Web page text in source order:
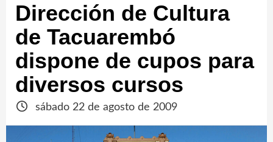
Dirección de Cultura
de Tacuarembó
dispone de cupos para
diversos cursos
sábado 22 de agosto de 2009